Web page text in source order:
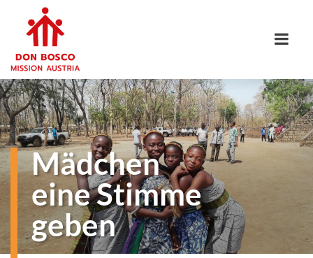
Mädchen
eine Stimme
geben